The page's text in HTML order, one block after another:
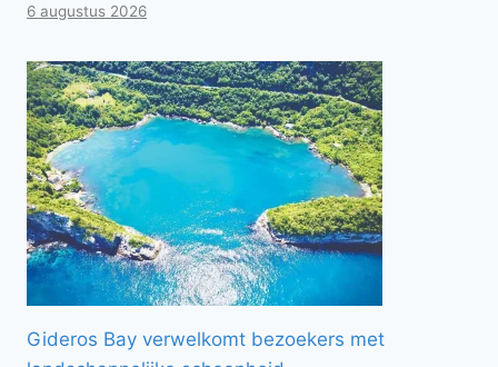
6 augustus 2026
Gideros Bay verwelkomt bezoekers met